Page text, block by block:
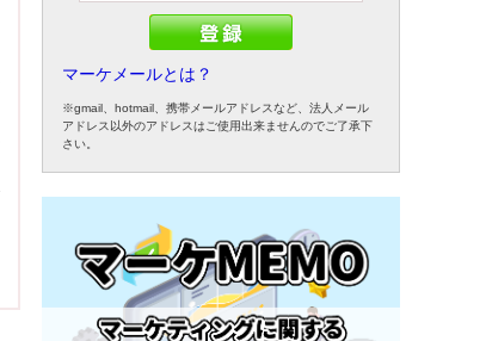
マーケメールとは？
※gmail、hotmail、携帯メールアドレスなど、法人メール
アドレス以外のアドレスはご使用出来ませんのでご了承下
さい。